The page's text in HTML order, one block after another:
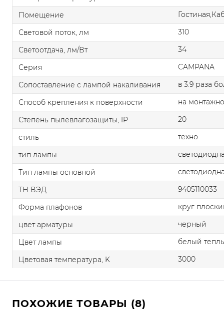
Помещение
Световой поток, лм
310
Светоотдача, лм/Вт
34
Серия
CAMPANA
Сопоставление с лампой накаливания
в 3.9 раза
Способ крепления к поверхности
на
Степень пылевлагозащиты, IP
20
стиль
техно
тип лампы
Тип лампы основной
ТН ВЭД
9405110033
Форма плафонов
круг
цвет арматуры
черный
Цвет лампы
белый
Цветовая температура, K
3000
ПОХОЖИЕ ТОВАРЫ (8)